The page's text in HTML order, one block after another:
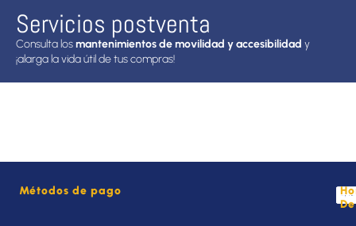
Servicios postventa
Consulta losmantenimientos de movilidad y accesibilidad y
¡alarga la vida útil de tus compras!
Métodos de pago